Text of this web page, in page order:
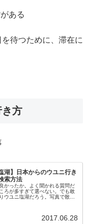
ある
待つために、滞在に
き方
湖】日本からのウユニ行き
索方法
かったか。よく聞かれる質問だ
ろが多すぎて選べない。でも敢
ウユニ塩湖だろう。写真で散々
2017.06.28